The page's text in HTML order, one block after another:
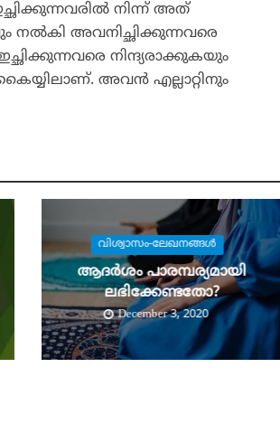
നിന്ന് അത്
അവനിച്ഛിക്കുന്നവരെ
നിന്ദ്യരാക്കുകയും
അവന്‍ എല്ലാറ്റിനും
വിശ്വാസം-ലേഖനങ്ങള്‍
ആദര്‍ശം പാരമ്പര്യമായി
ലഭിക്കേണ്ടതോ?
December 3, 2020